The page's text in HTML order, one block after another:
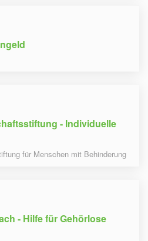
- Individuelle
für Menschen mit Behinderung
- Hilfe für Gehörlose